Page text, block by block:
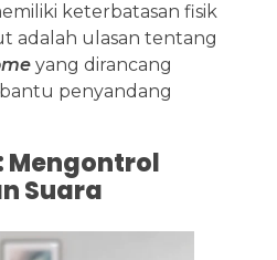
keterbatasan fisik
adalah ulasan tentang
yang dirancang
penyandang
Mengontrol
Suara